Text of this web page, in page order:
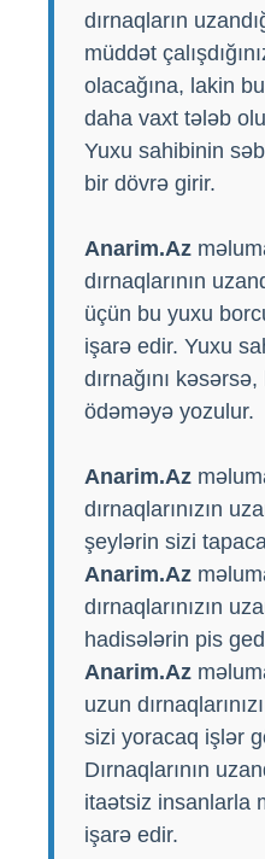
dırnaqların
müddət
olacağına, lakin
daha vaxt tələb
Yuxu sahibinin
bir dövrə girir.
Anarim.Az
dırnaqlarının
üçün bu yuxu
işarə edir. Yuxu
dırnağını
ödəməyə yozulur.
Anarim.Az
dırnaqlarınızın
şeylərin sizi
Anarim.Az
dırnaqlarınızın
hadisələrin pis
Anarim.Az
uzun
sizi yoracaq işlər
Dırnaqlarının
itaətsiz insanlarla
işarə edir.